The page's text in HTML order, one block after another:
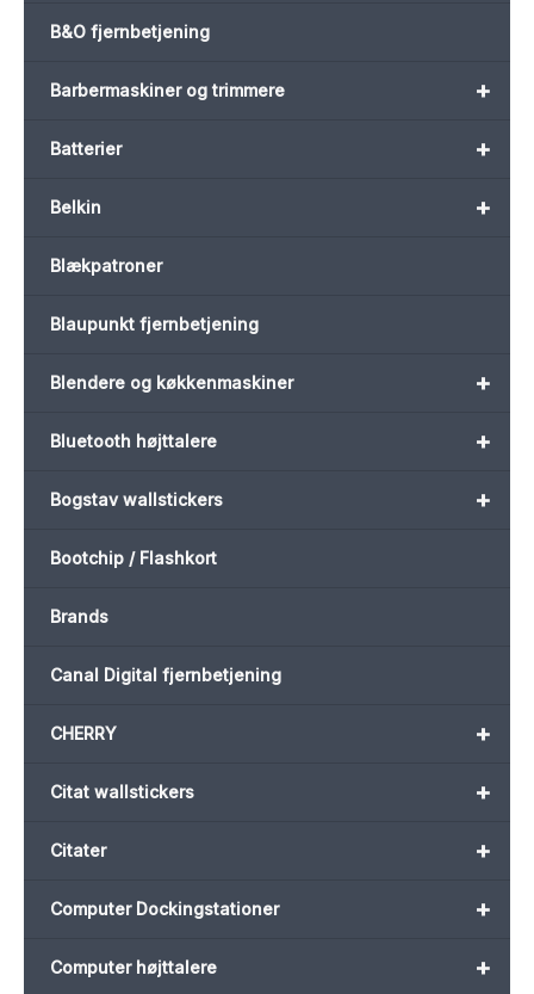
B&O fjernbetjening
+
Barbermaskiner og trimmere
+
Batterier
+
Belkin
Blækpatroner
Blaupunkt fjernbetjening
+
Blendere og køkkenmaskiner
+
Bluetooth højttalere
+
Bogstav wallstickers
Bootchip / Flashkort
Brands
Canal Digital fjernbetjening
+
CHERRY
+
Citat wallstickers
+
Citater
+
Computer Dockingstationer
+
Computer højttalere